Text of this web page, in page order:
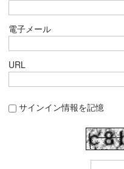
電子メール
URL
サインイン情報を記憶